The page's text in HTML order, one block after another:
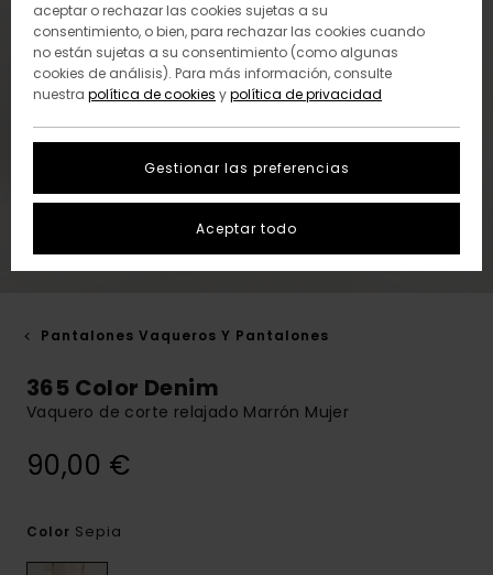
Pantalones Vaqueros Y Pantalones
365 Color Denim
Vaquero de corte relajado Marrón Mujer
90,00 €
Color Sepia
aceptar o rechazar las cookies sujetas a su
consentimiento, o bien, para rechazar las cookies cuando
no están sujetas a su consentimiento (como algunas
cookies de análisis). Para más información, consulte
nuestra política de cookies ypolítica de privacidad
Gestionar las preferencias
Aceptar todo